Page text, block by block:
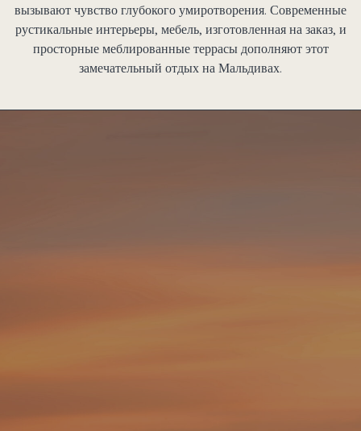
вызывают чувство глубокого умиротворения. Современные
рустикальные интерьеры, мебель, изготовленная на заказ, и
просторные меблированные террасы дополняют этот
замечательный отдых на Мальдивах.